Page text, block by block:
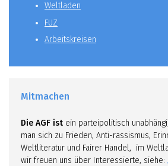
Weltladen
FUZ
Arbeitskreisen
Mitmachen
Die AGF ist ein parteipolitisch
man sich zu Frieden, Anti-rassismus,
Weltliteratur und Fairer Handel, im
wir freuen uns über Interessierte, siehe: